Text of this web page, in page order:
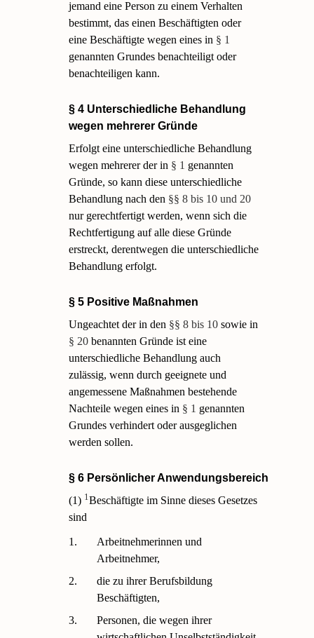
jemand eine Person zu einem Verhalten
bestimmt, das einen Beschäftigten oder
eine Beschäftigte wegen eines in § 1
genannten Grundes benachteiligt oder
benachteiligen kann.
§ 4 Unterschiedliche Behandlung
wegen mehrerer Gründe
Erfolgt eine unterschiedliche Behandlung
wegen mehrerer der in § 1 genannten
Gründe, so kann diese unterschiedliche
Behandlung nach den §§ 8 bis 10 und 20
nur gerechtfertigt werden, wenn sich die
Rechtfertigung auf alle diese Gründe
erstreckt, derentwegen die unterschiedliche
Behandlung erfolgt.
§ 5 Positive Maßnahmen
Ungeachtet der in den §§ 8 bis 10 sowie in
§ 20 benannten Gründe ist eine
unterschiedliche Behandlung auch
zulässig, wenn durch geeignete und
angemessene Maßnahmen bestehende
Nachteile wegen eines in § 1 genannten
Grundes verhindert oder ausgeglichen
werden sollen.
§ 6 Persönlicher Anwendungsbereich
(1) 1Beschäftigte im Sinne dieses Gesetzes
sind
1.
Arbeitnehmerinnen und
Arbeitnehmer,
2.
die zu ihrer Berufsbildung
Beschäftigten,
3.
Personen, die wegen ihrer